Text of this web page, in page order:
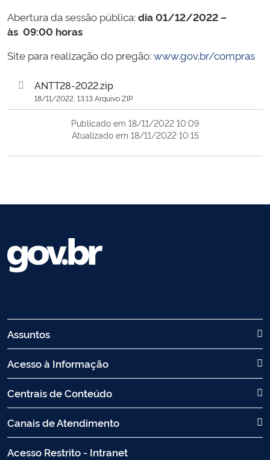
Abertura da sessão pública: dia 01/12/2022 –
às 09:00 horas
Site para realização do pregão: www.gov.br/compras
ANTT28-2022.zip
18/11/2022, 13:13 Arquivo ZIP
Publicado em 18/11/2022 10:09
Atualizado em 18/11/2022 10:15
Assuntos
Acesso à Informação
Centrais de Conteúdo
Canais de Atendimento
Acesso Restrito - Intranet